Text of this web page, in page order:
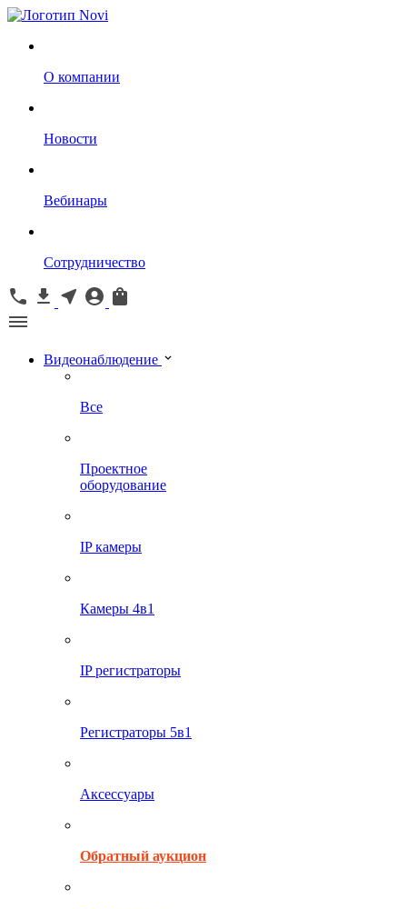
О компании
Новости
Вебинары
Сотрудничество
Видеонаблюдение
Все
Проектное
оборудование
IP камеры
Камеры 4в1
IP регистраторы
Регистраторы 5в1
Аксессуары
Обратный аукцион